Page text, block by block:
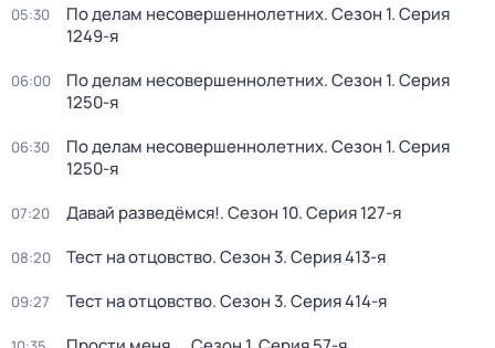
05:30 По делам несовершеннолетних. Сезон 1. Серия
1249-я
06:00 По делам несовершеннолетних. Сезон 1. Серия
1250-я
06:30 По делам несовершеннолетних. Сезон 1. Серия
1250-я
07:20 Давай рaзвeдёмся!. Сезон 10. Серия 127-я
08:20 Тест на отцовство. Сезон 3. Серия 413-я
09:27 Тест на отцовство. Сезон 3. Серия 414-я